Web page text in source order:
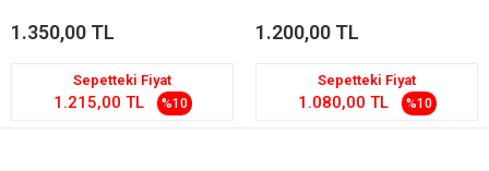
1.350,00 TL
Sepetteki Fiyat
1.215,00 TL %10
1.200,00 TL
Sepetteki Fiyat
1.080,00 TL %10